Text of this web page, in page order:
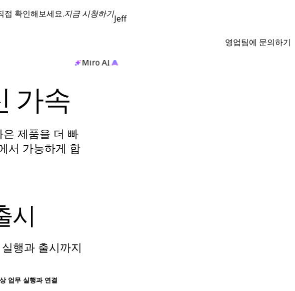
접 확인해보세요.지금 시청하기Jeff
영업팀에 문의하기
Miro AI
가속
제품을 더 빠
서 가능하게 합
시
행과 출시까지
업무 실행과 연결